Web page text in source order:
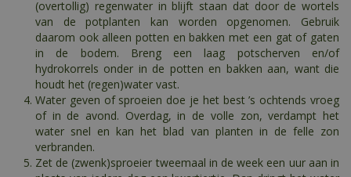
(overtollig) regenwater in blijft staan dat door de wortels
van de potplanten kan worden opgenomen. Gebruik
daarom ook alleen potten en bakken met een gat of gaten
in de bodem. Breng een laag potscherven en/of
hydrokorrels onder in de potten en bakken aan, want die
houdt het (regen)water vast.
Water geven of sproeien doe je het best ’s ochtends vroeg
of in de avond. Overdag, in de volle zon, verdampt het
water snel en kan het blad van planten in de felle zon
verbranden.
Zet de (zwenk)sproeier tweemaal in de week een uur aan in